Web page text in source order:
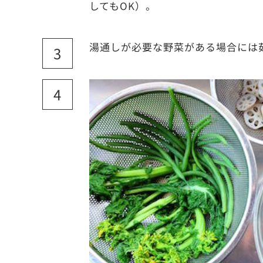
してもOK）。
湯通しが必要な野菜がある場合には